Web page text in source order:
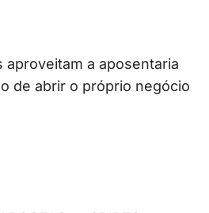
a aposentaria
de abrir o próprio negócio